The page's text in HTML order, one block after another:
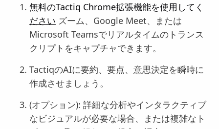
無料のTactiq Chrome拡張機能を使用してく
ださい ズーム、Google Meet、または
Microsoft Teamsでリアルタイムのトランス
クリプトをキャプチャできます。
TactiqのAIに要約、要点、意思決定を瞬時に
作成させましょう。
(オプション): 詳細な分析やインタラクティブ
なビジュアルが必要な場合、または複雑なト